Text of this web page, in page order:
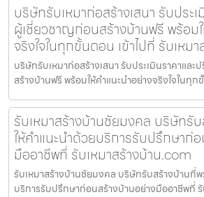
บริษัทรับเหมาก่อสร้างเสนา รับประ
ผู้เชี่ยวชาญก่อนสร้างบ้านฟรี พร้อม
จริงใจในทุกขั้นตอน เข้าไปที่ รับเหม
บริษัทรับเหมาก่อสร้างเสนา รับประเมินราคาแล
สร้างบ้านฟรี พร้อมให้คำแนะนำอย่างจริงใจในทุก
รับเหมาสร้างบ้านชัยมงคล บริษัทรั
ให้คำแนะนำด้วยบริการรับปรึกษาก่
มืออาชีพที่ รับเหมาสร้างบ้าน.com
รับเหมาสร้างบ้านชัยมงคล บริษัทรับสร้างบ้านที่
บริการรับปรึกษาก่อนสร้างบ้านอย่างมืออาชีพที่ รั